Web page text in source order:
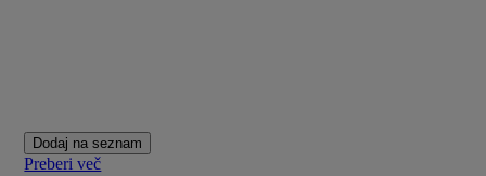
Dodaj na seznam
Preberi več